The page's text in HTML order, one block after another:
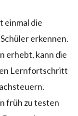
einmal die
erkennen.
erhebt, kann die
Lernfortschritt
früh zu testen